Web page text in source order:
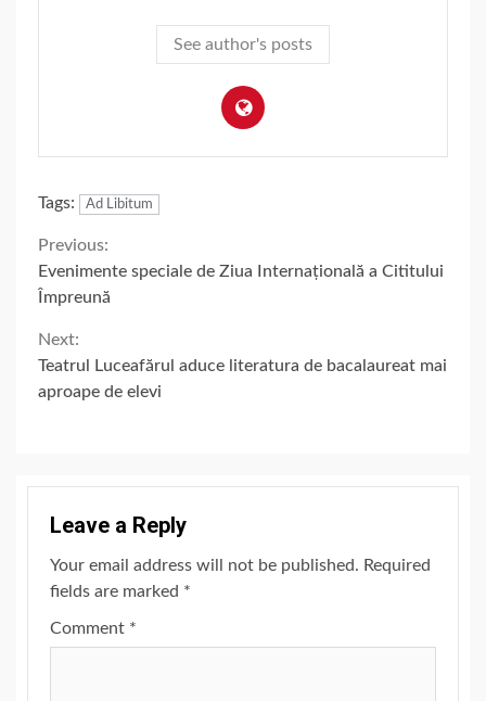
See author's posts
Tags: Ad Libitum
Continue
Reading
Previous:
Evenimente speciale de Ziua Internațională a Cititului
Împreună
Next:
Teatrul Luceafărul aduce literatura de bacalaureat mai
aproape de elevi
Leave a Reply
Your email address will not be published. Required
fields are marked *
Comment *